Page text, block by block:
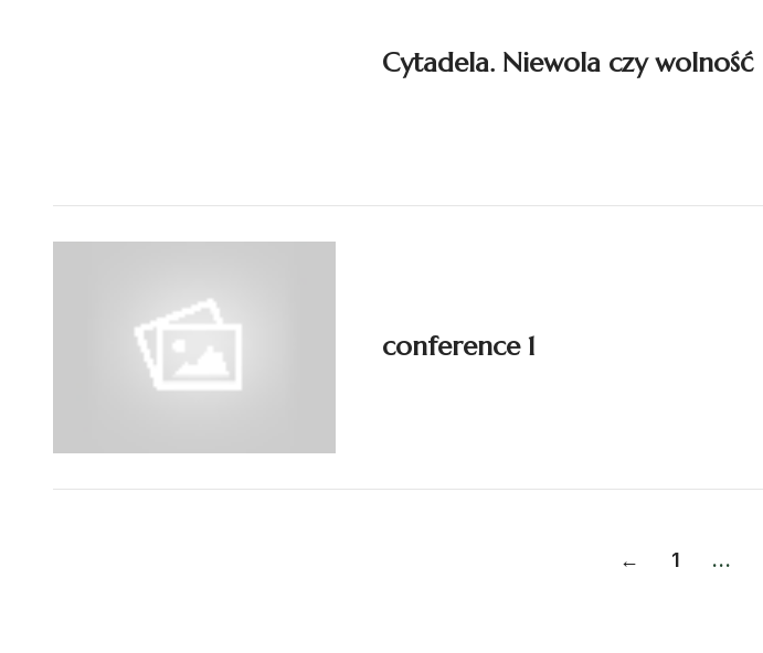
Cytadela. Niewola czy wolność
conference 1
← 1 …